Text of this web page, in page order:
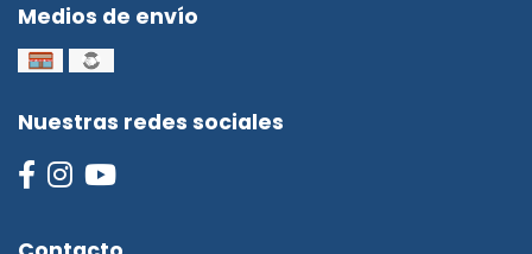
Medios de envío
Nuestras redes sociales